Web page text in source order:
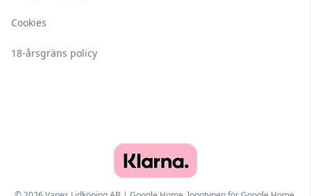
Cookies
18-årsgräns policy